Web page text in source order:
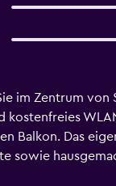
im Zentrum
kostenfreies
Balkon. Das
sowie
die Stadt und